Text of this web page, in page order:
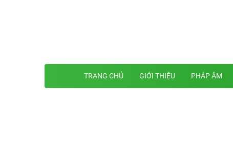
TRANG CHỦ GIỚI THIỆU PHÁP ÂM